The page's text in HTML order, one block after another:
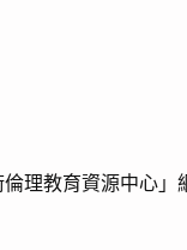
理教育資源中心